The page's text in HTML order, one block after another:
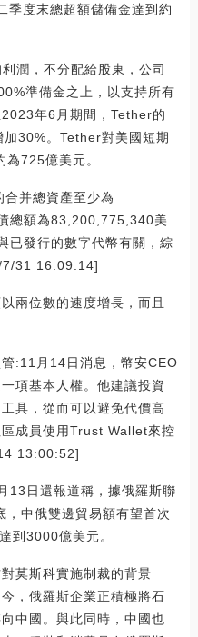
季度末總超額儲備金達到約
潤，不分配給股東，公司
準備金之上，以支持所有
年6月期間，Tether的
30%。Tether對美國短期
725億美元。
并總資產至少為
總額為83,200,775,340美
發行的數字代幣有關，綜
7/31 16:09:14]
兩位數的速度增長，而且
:11月14日消息，幣安CEO
項基本人權。他建議投資
具，從而可以避免代價高
成員使用Trust Wallet來控
13:00:52]
13日還報道稱，據俄羅斯聯
中俄雙邊貿易額有望首次
到3000億美元。
莫斯科實施制裁的背景
，俄羅斯企業正積極將石
中國。與此同時，中國也